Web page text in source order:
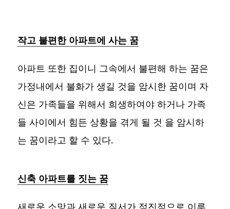
작고 불편한 아파트에 사는 꿈
아파트 또한 집이니 그속에서 불편해 하는 꿈은
가정내에서 불화가 생길 것을 암시한 꿈이며 자
신은 가족들을 위해서 희생하여야 하거나 가족
들 사이에서 힘든 상황을 겪게 될 것 을 암시하
는 꿈이라고 할 수 있다.
신축 아파트를 짓는 꿈
새로운 소망과 새로운 질서가 점진적으로 이루